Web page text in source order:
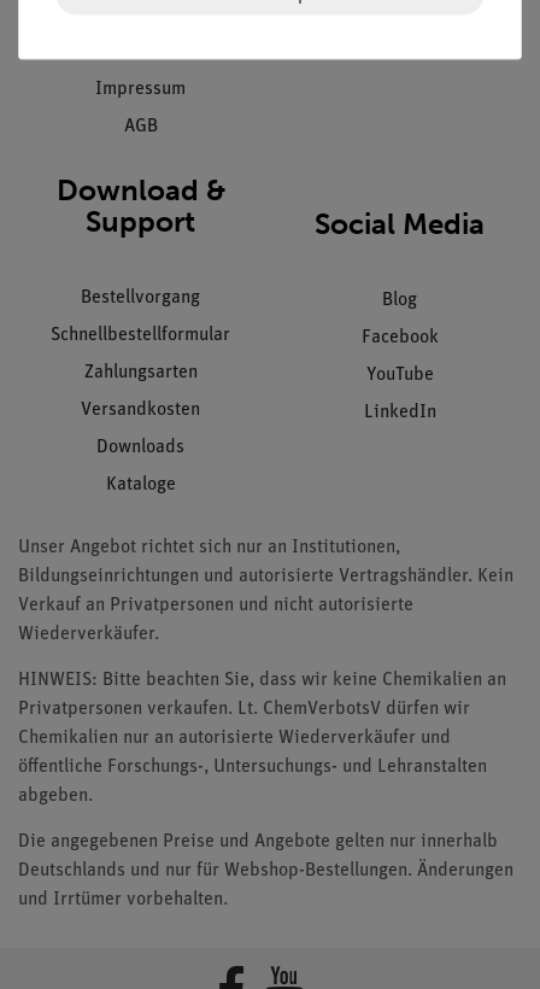
Impressum
AGB
Kundendienst
Download &
Support
Bestellvorgang
Schnellbestellformular
Zahlungsarten
Versandkosten
Downloads
Kataloge
Social Media
Blog
Facebook
YouTube
LinkedIn
Unser Angebot richtet sich nur an Institutionen,
Bildungseinrichtungen und autorisierte Vertragshändler. Kein
Verkauf an Privatpersonen und nicht autorisierte
Wiederverkäufer.
HINWEIS: Bitte beachten Sie, dass wir keine Chemikalien an
Privatpersonen verkaufen. Lt. ChemVerbotsV dürfen wir
Chemikalien nur an autorisierte Wiederverkäufer und
öffentliche Forschungs-, Untersuchungs- und Lehranstalten
abgeben.
Die angegebenen Preise und Angebote gelten nur innerhalb
Deutschlands und nur für Webshop-Bestellungen. Änderungen
und Irrtümer vorbehalten.